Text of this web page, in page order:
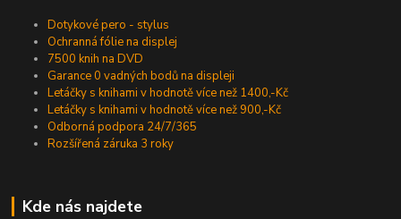
Dotykové pero - stylus
Ochranná fólie na displej
7500 knih na DVD
Garance 0 vadných bodů na displeji
Letáčky s knihami v hodnotě více než 1400,-Kč
Letáčky s knihami v hodnotě více než 900,-Kč
Odborná podpora 24/7/365
Rozšířená záruka 3 roky
Kde nás najdete